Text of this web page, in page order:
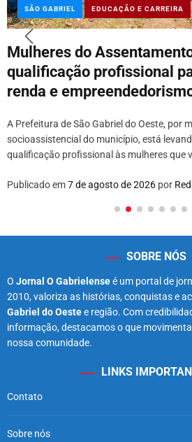
SÃO GABRIEL EDUCAÇÃO E CARREIRA
Mulheres do
qualificação profissional
renda e
A Prefeitura de São Gabriel do Oeste, por
socioassistencial do município, está
qualificação profissional às mulheres que
Publicado em7 de agosto de 2026 por
SOBRE NÓS
O Jornal O Gabrielenseé um portal de
2010, valoriza as histórias, conquistas e
Gabriel do Oestee região. Com
informação, destacamos o que
nossa comunidade.
LINKS
Contato
Sobre nós